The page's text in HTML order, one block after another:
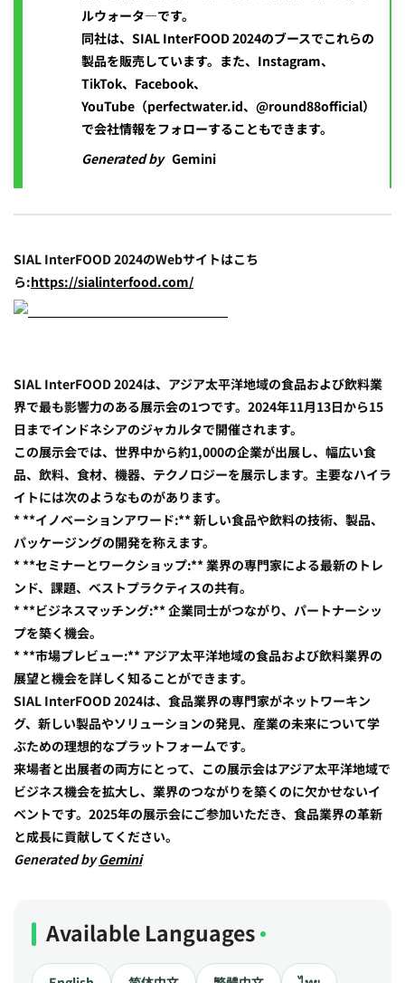
ルウォータ―です。
同社は、SIAL InterFOOD 2024のブースでこれらの
製品を販売しています。また、Instagram、
TikTok、Facebook、
YouTube（perfectwater.id、@round88official）
で会社情報をフォローすることもできます。
Generated by Gemini
SIAL InterFOOD 2024のWebサイトはこち
ら:https://sialinterfood.com/
SIAL InterFOOD 2024は、アジア太平洋地域の食品および飲料業
界で最も影響力のある展示会の1つです。2024年11月13日から15
日までインドネシアのジャカルタで開催されます。
この展示会では、世界中から約1,000の企業が出展し、幅広い食
品、飲料、食材、機器、テクノロジーを展示します。主要なハイラ
イトには次のようなものがあります。
* **イノベーションアワード:** 新しい食品や飲料の技術、製品、
パッケージングの開発を称えます。
* **セミナーとワークショップ:** 業界の専門家による最新のトレ
ンド、課題、ベストプラクティスの共有。
* **ビジネスマッチング:** 企業同士がつながり、パートナーシッ
プを築く機会。
* **市場プレビュー:** アジア太平洋地域の食品および飲料業界の
展望と機会を詳しく知ることができます。
SIAL InterFOOD 2024は、食品業界の専門家がネットワーキン
グ、新しい製品やソリューションの発見、産業の未来について学
ぶための理想的なプラットフォームです。
来場者と出展者の両方にとって、この展示会はアジア太平洋地域で
ビジネス機会を拡大し、業界のつながりを築くのに欠かせないイ
ベントです。2025年の展示会にご参加いただき、食品業界の革新
と成長に貢献してください。
Generated byGemini
Available Languages